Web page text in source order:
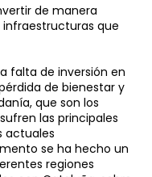
de manera
que
falta de inversión en
de bienestar y
que son los
las principales
actuales
se ha hecho un
regiones